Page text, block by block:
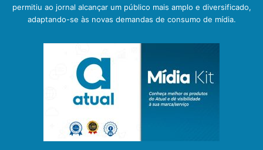
permitiu ao jornal alcançar um público mais amplo e diversificado,
adaptando-se às novas demandas de consumo de mídia.